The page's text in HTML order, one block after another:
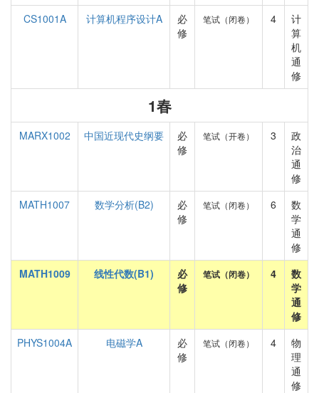
CS1001A
计算机程序设计A
必
修
笔试（闭卷） 4
计
算
机
通
修
1春
MARX1002 中国近现代史纲要
必
修
笔试（开卷） 3
政
治
通
修
MATH1007
数学分析(B2)
必
修
笔试（闭卷） 6
数
学
通
修
MATH1009
线性代数(B1)
必
修
笔试（闭卷） 4
数
学
通
修
PHYS1004A
电磁学A
必
修
笔试（闭卷） 4
物
理
通
修